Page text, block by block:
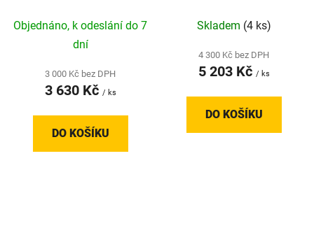
Objednáno, k odeslání do 7
dní
3 000 Kč bez DPH
3 630 Kč / ks
DO KOŠÍKU
Skladem (4 ks)
4 300 Kč bez DPH
5 203 Kč / ks
DO KOŠÍKU